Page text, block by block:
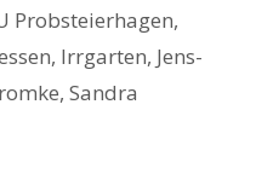
Probsteierhagen,
, Irrgarten, Jens-
, Sandra